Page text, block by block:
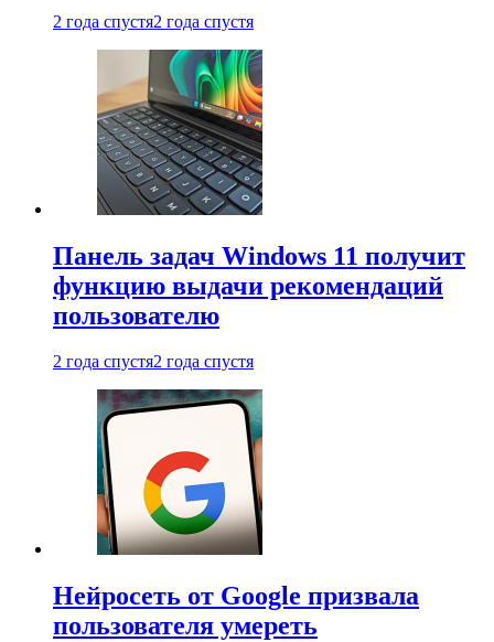
2 года спустя2 года спустя
Панель задач Windows 11 получит
функцию выдачи рекомендаций
пользователю
2 года спустя2 года спустя
Нейросеть от Google призвала
пользователя умереть